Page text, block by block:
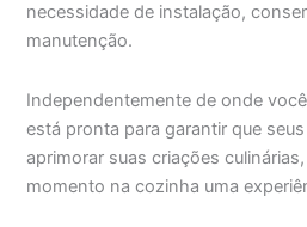
necessidade de instalação,
manutenção.
Independentemente de onde
está pronta para garantir que
aprimorar suas criações
momento na cozinha uma